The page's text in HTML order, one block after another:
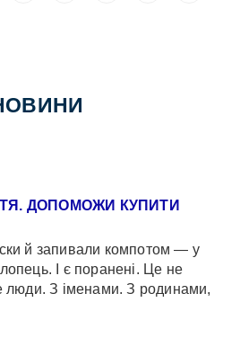
ДОПОМОЖИ КУПИТИ
й запивали компотом — у
І є поранені. Це не
люди. З іменами. З родинами,